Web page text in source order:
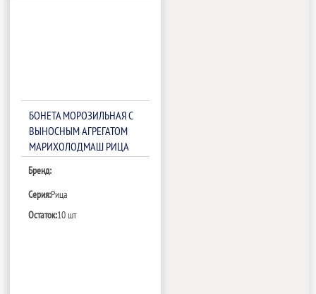
БОНЕТА МОРОЗИЛЬНАЯ С
ВЫНОСНЫМ АГРЕГАТОМ
МАРИХОЛОДМАШ РИЦА
БОКОВИН,ТРВ)
Бренд:
Серия:Рица
Остаток:10 шт